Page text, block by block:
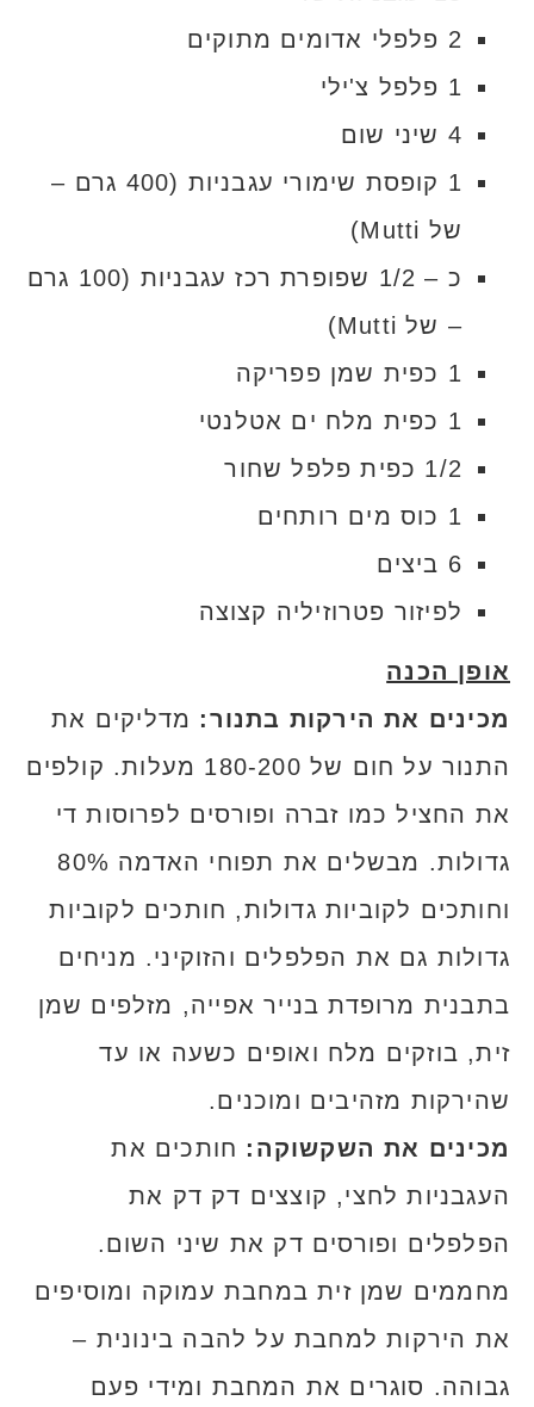
2 פלפלי אדומים מתוקים
1 פלפל צ'ילי
4 שיני שום
1 קופסת שימורי עגבניות (400 גרם –
של Mutti)
כ – 1/2 שפופרת רכז עגבניות (100 גרם
– של Mutti)
1 כפית שמן פפריקה
1 כפית מלח ים אטלנטי
1/2 כפית פלפל שחור
1 כוס מים רותחים
6 ביצים
לפיזור פטרוזיליה קצוצה
אופן הכנה
מכינים את הירקות בתנור: מדליקים את
התנור על חום של 180-200 מעלות. קולפים
את החציל כמו זברה ופורסים לפרוסות די
גדולות. מבשלים את תפוחי האדמה 80%
וחותכים לקוביות גדולות, חותכים לקוביות
גדולות גם את הפלפלים והזוקיני. מניחים
בתבנית מרופדת בנייר אפייה, מזלפים שמן
זית, בוזקים מלח ואופים כשעה או עד
שהירקות מזהיבים ומוכנים.
מכינים את השקשוקה: חותכים את
העגבניות לחצי, קוצצים דק דק את
הפלפלים ופורסים דק את שיני השום.
מחממים שמן זית במחבת עמוקה ומוסיפים
את הירקות למחבת על להבה בינונית –
גבוהה. סוגרים את המחבת ומידי פעם